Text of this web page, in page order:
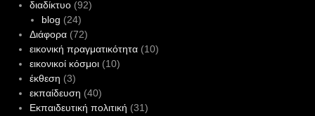
διαδίκτυο(92)
blog (24)
Διάφορα(72)
εικονική πραγματικότητα(10)
εικονικοί κόσμοι(10)
έκθεση (3)
εκπαίδευση (40)
Εκπαιδευτική πολιτική (31)